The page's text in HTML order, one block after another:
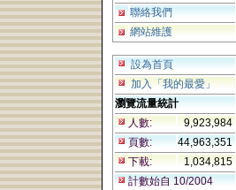
聯絡我們
網站維護
設為首頁
加入「我的最愛」
瀏覽流量統計
人數:
9,923,984
頁數:
44,963,351
下載:
1,034,815
計數始自 10/2004